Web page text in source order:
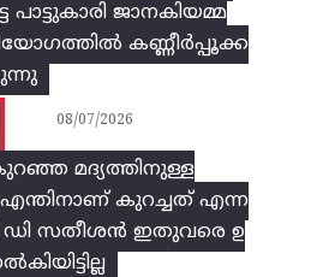
പാട്ടുകാരി ജാനകിയമ്മ
കണ്ണീർപ്പൂക്ക
മദ്യത്തിനുള്ള
കുറച്ചത് എന്ന
ഡി സതീശൻ ഇതുവരെ ഉ
08/07/2026